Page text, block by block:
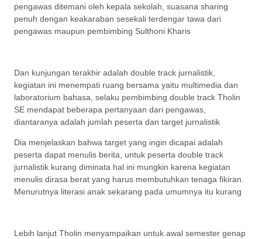
pengawas ditemani oleh kepala sekolah, suasana sharing
penuh dengan keakaraban sesekali terdengar tawa dari
pengawas maupun pembimbing Sulthoni Kharis
Dan kunjungan terakhir adalah double track jurnalistik,
kegiatan ini menempati ruang bersama yaitu multimedia dan
laboratorium bahasa, selaku pembimbing double track Tholin
SE mendapat beberapa pertanyaan dari pengawas,
diantaranya adalah jumlah peserta dan target jurnalistik
Dia menjelaskan bahwa target yang ingin dicapai adalah
peserta dapat menulis berita, untuk peserta double track
jurnalistik kurang diminata hal ini mungkin karena kegiatan
menulis dirasa berat yang harus membutuhkan tenaga fikiran.
Menurutnya literasi anak sekarang pada umumnya itu kurang
Lebih lanjut Tholin menyampaikan untuk awal semester genap